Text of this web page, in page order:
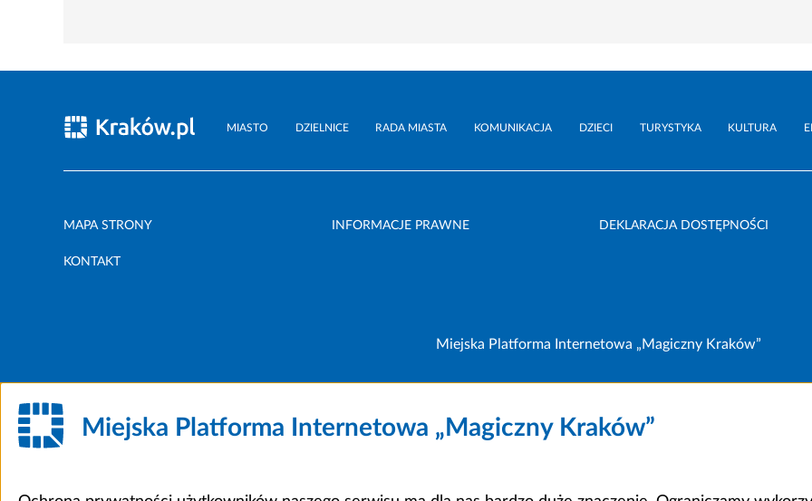
MIASTO DZIELNICE RADA MIASTA KOMUNIKACJA DZIECI TURYSTYKA KULTURA
MAPA STRONY INFORMACJE PRAWNE DEKLARACJA DOSTĘPNOŚCI
KONTAKT
Miejska Platforma Internetowa „Magiczny Kraków”
Miejska Platforma Internetowa „Magiczny Kraków”